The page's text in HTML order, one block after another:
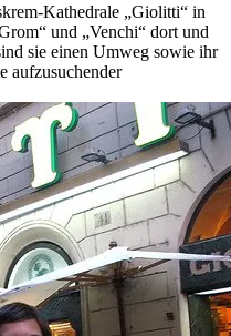
Kathedrale „Giolitti“ in
und „Venchi“ dort und
sie einen Umweg sowie ihr
aufzusuchender